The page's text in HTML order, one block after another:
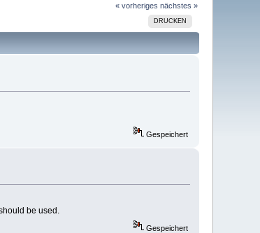
« vorheriges nächstes »
DRUCKEN
Gespeichert
be used.
Gespeichert